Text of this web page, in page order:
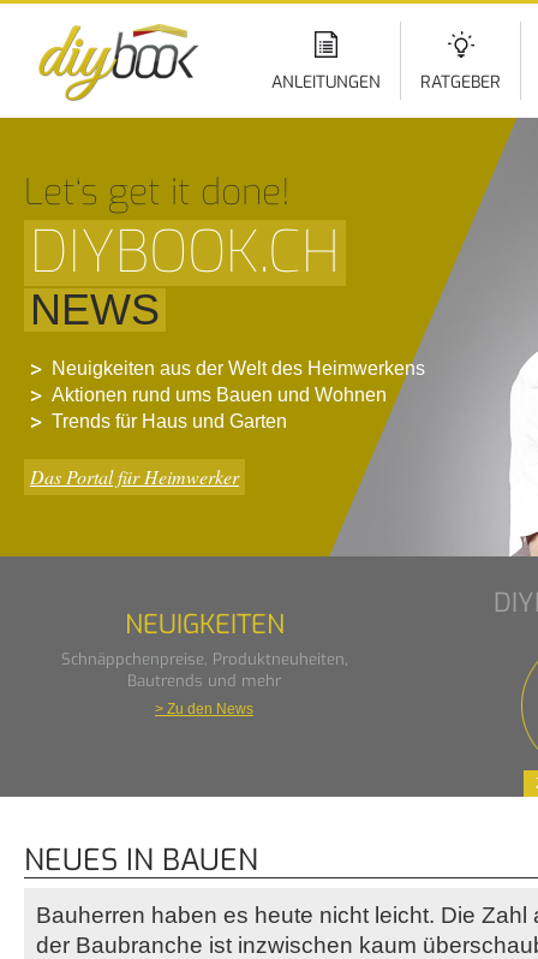
ANLEITUNGEN RATGEBER
Let‘s get it done!
DIYBOOK.CH
NEWS
Neuigkeiten aus der Welt des Heimwerkens
Aktionen rund ums Bauen und Wohnen
Trends für Haus und Garten
Das Portal für Heimwerker
NEUIGKEITEN
Schnäppchenpreise, Produktneuheiten,
Bautrends und mehr
> Zu den News
NEUES IN BAUEN
Bauherren haben es heute nicht leicht. Die Zahl
der Baubranche ist inzwischen kaum